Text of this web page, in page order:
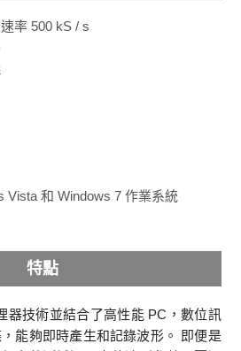
率 500 kS / s
Vista 和 Windows 7 作業系統
特點
器技術並結合了高性能 PC，數位訊
能夠即時產生和記錄波形。 即便是